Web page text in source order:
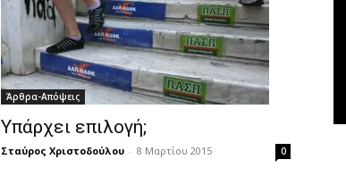
Άρθρα-Απόψεις
Υπάρχει επιλογή;
Σταύρος Χριστοδούλου - 8 Μαρτίου 2015 0